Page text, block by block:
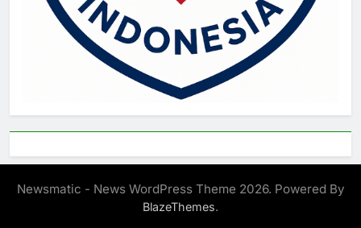
Newsmatic - News WordPress Theme 2026. Powered By
BlazeThemes.